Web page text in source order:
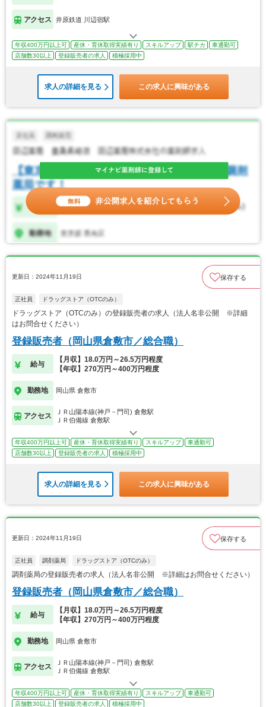
アクセス 井原鉄道 川辺宿駅
年収400万円以上可 産休・育休取得実績有り スキルアップ 駅チカ
車通勤可
店舗数30以上
登録販売者の求人 積極採用中
求人の詳細を見る この求人に興味がある
更新日：2024年11月19日 保存する
正社員 ドラッグストア（OTCのみ）
ドラッグストア（OTCのみ）の登録販売者の求人（法人名非公開 ※詳細
はお問合せください）
登録販売者（岡山県倉敷市／総合職）
給与
【月収】18.0万円～26.5万円程度
【年収】270万円～400万円程度
勤務地 岡山県 倉敷市
アクセス
ＪＲ山陽本線(神戸－門司) 倉敷駅
ＪＲ伯備線 倉敷駅
年収400万円以上可 産休・育休取得実績有り スキルアップ
車通勤可
店舗数30以上
登録販売者の求人 積極採用中
求人の詳細を見る この求人に興味がある
更新日：2024年11月19日 保存する
正社員 調剤薬局 ドラッグストア（OTCのみ）
調剤薬局の登録販売者の求人（法人名非公開 ※詳細はお問合せください）
登録販売者（岡山県倉敷市／総合職）
給与
【月収】18.0万円～26.5万円程度
【年収】270万円～400万円程度
勤務地 岡山県 倉敷市
アクセス
ＪＲ山陽本線(神戸－門司) 倉敷駅
ＪＲ伯備線 倉敷駅
年収400万円以上可 産休・育休取得実績有り スキルアップ
車通勤可
店舗数30以上
登録販売者の求人 積極採用中